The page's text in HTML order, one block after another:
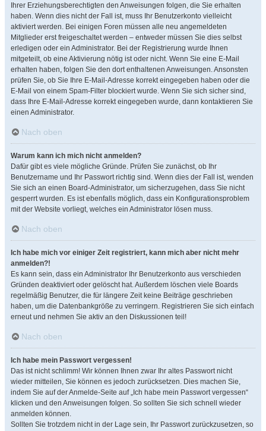
Ihrer Erziehungsberechtigten den Anweisungen folgen, die Sie erhalten
haben. Wenn dies nicht der Fall ist, muss Ihr Benutzerkonto vielleicht
aktiviert werden. Bei einigen Foren müssen alle neu angemeldeten
Mitglieder erst freigeschaltet werden – entweder müssen Sie dies selbst
erledigen oder ein Administrator. Bei der Registrierung wurde Ihnen
mitgeteilt, ob eine Aktivierung nötig ist oder nicht. Wenn Sie eine E-Mail
erhalten haben, folgen Sie den dort enthaltenen Anweisungen. Ansonsten
prüfen Sie, ob Sie Ihre E-Mail-Adresse korrekt eingegeben haben oder die
E-Mail von einem Spam-Filter blockiert wurde. Wenn Sie sich sicher sind,
dass Ihre E-Mail-Adresse korrekt eingegeben wurde, dann kontaktieren Sie
einen Administrator.
Nach oben
Warum kann ich mich nicht anmelden?
Dafür gibt es viele mögliche Gründe. Prüfen Sie zunächst, ob Ihr
Benutzername und Ihr Passwort richtig sind. Wenn dies der Fall ist, wenden
Sie sich an einen Board-Administrator, um sicherzugehen, dass Sie nicht
gesperrt wurden. Es ist ebenfalls möglich, dass ein Konfigurationsproblem
mit der Website vorliegt, welches ein Administrator lösen muss.
Nach oben
Ich habe mich vor einiger Zeit registriert, kann mich aber nicht mehr
anmelden?!
Es kann sein, dass ein Administrator Ihr Benutzerkonto aus verschieden
Gründen deaktiviert oder gelöscht hat. Außerdem löschen viele Boards
regelmäßig Benutzer, die für längere Zeit keine Beiträge geschrieben
haben, um die Datenbankgröße zu verringern. Registrieren Sie sich einfach
erneut und nehmen Sie aktiv an den Diskussionen teil!
Nach oben
Ich habe mein Passwort vergessen!
Das ist nicht schlimm! Wir können Ihnen zwar Ihr altes Passwort nicht
wieder mitteilen, Sie können es jedoch zurücksetzen. Dies machen Sie,
indem Sie auf der Anmelde-Seite auf „Ich habe mein Passwort vergessen“
klicken und den Anweisungen folgen. So sollten Sie sich schnell wieder
anmelden können.
Sollten Sie trotzdem nicht in der Lage sein, Ihr Passwort zurückzusetzen, so